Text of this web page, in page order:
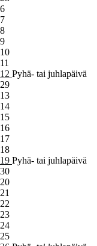
6
7
8
9
10
11
12 Pyhä- tai juhlapäivä
29
13
14
15
16
17
18
19 Pyhä- tai juhlapäivä
30
20
21
22
23
24
25